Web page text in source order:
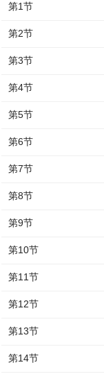
第1节
第2节
第3节
第4节
第5节
第6节
第7节
第8节
第9节
第10节
第11节
第12节
第13节
第14节